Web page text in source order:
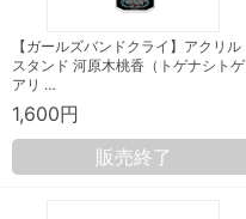
【ガールズバンドクライ】アクリル
スタンド 河原木桃香（トゲナシトゲ
アリ …
1,600円
販売終了